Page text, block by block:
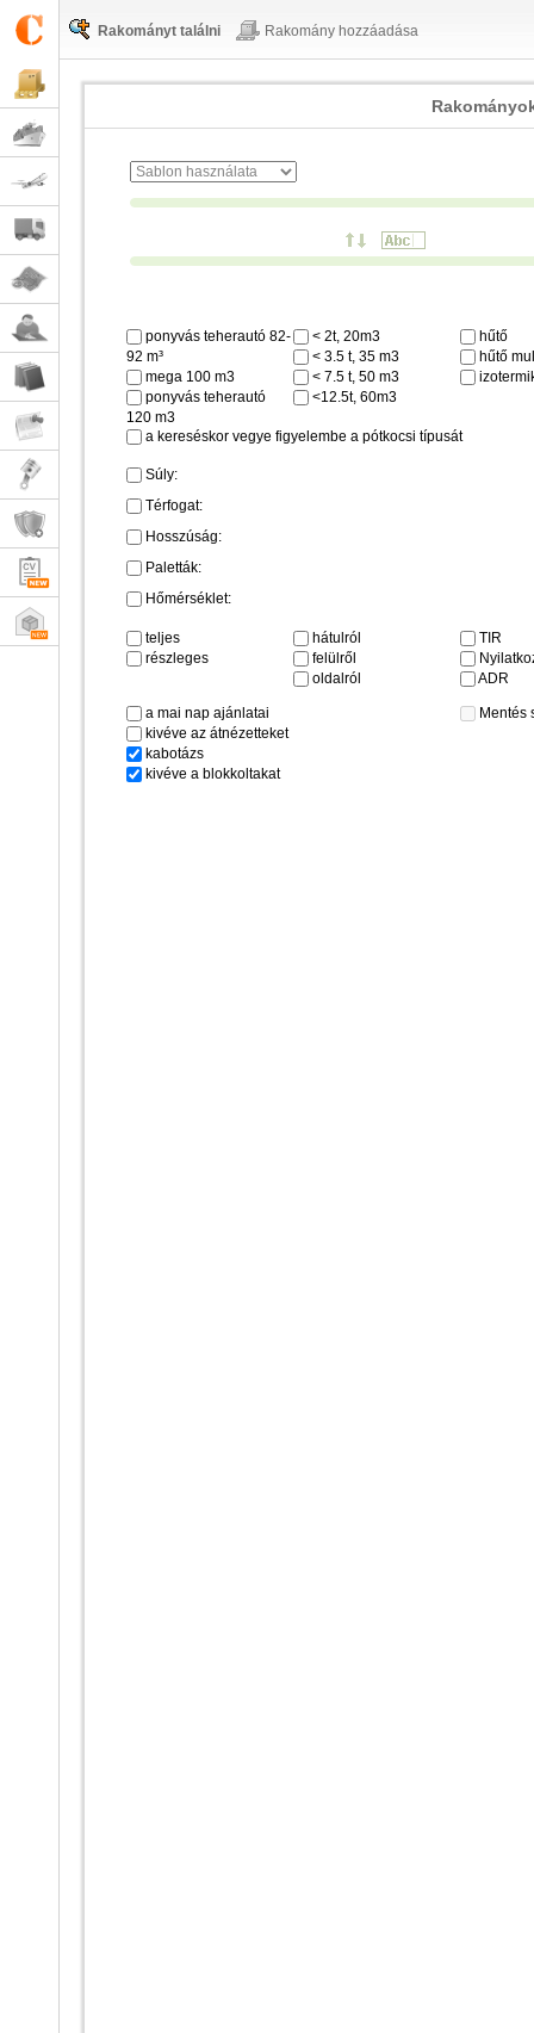
Rakományt találni Rakomány hozzáadása
ponyvás teherautó 82-
92 m³
mega 100 m3
ponyvás teherautó
120 m3
< 2t, 20m3
< 3.5 t, 35 m3
< 7.5 t, 50 m3
<12.5t, 60m3
hűtő
hűtő
a kereséskor vegye figyelembe a pótkocsi típusát
Súly:
Térfogat:
Hosszúság:
Paletták:
Hőmérséklet:
teljes
részleges
hátulról
felülről
oldalról
TIR
ADR
a mai nap ajánlatai
kivéve az átnézetteket
kabotázs
kivéve a blokkoltakat
Mentés